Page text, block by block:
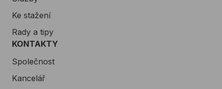
Ke stažení
Rady a tipy
KONTAKTY
Společnost
Kancelář